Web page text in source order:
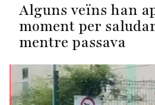
Alguns veïns han
moment per
mentre passava